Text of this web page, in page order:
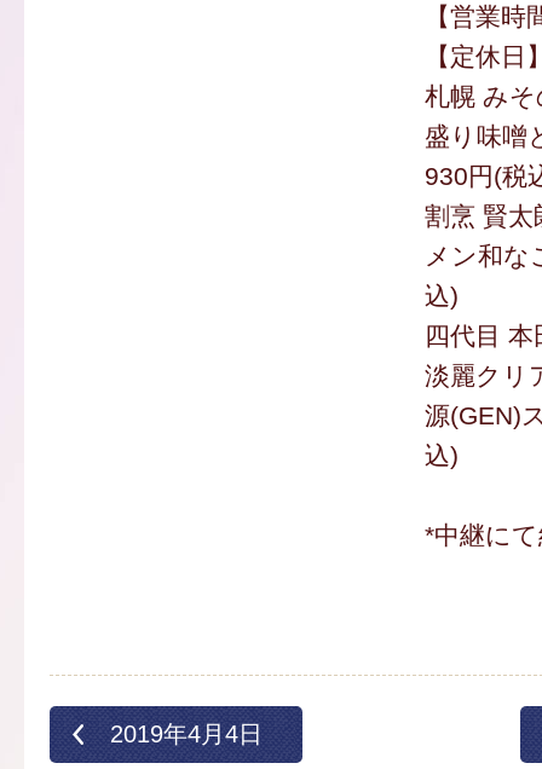
【営業
【定休日
札幌 み
盛り味噌
930円(税
割烹 賢太
メン和な
込)
四代目
淡麗クリ
源(GEN)
込)
*中継に
2019年4月4日